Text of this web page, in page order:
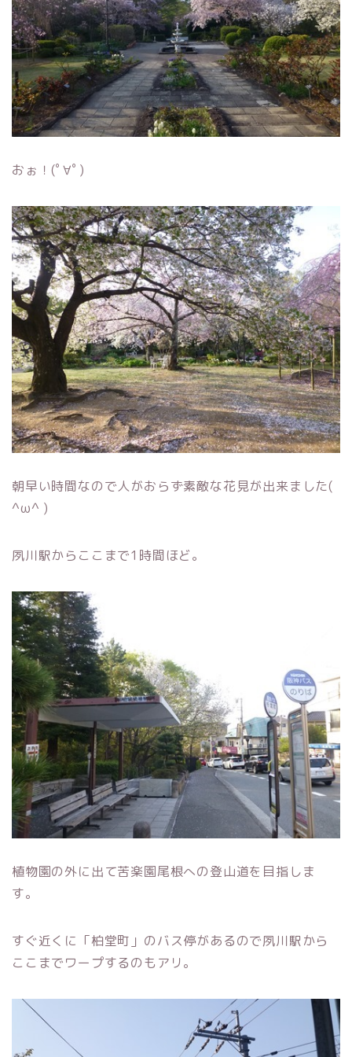
おぉ！(ﾟ∀ﾟ)
朝早い時間なので人がおらず素敵な花見が出来ました(
^ω^ )
夙川駅からここまで1時間ほど。
植物園の外に出て苦楽園尾根への登山道を目指しま
す。
すぐ近くに「柏堂町」のバス停があるので夙川駅から
ここまでワープするのもアリ。